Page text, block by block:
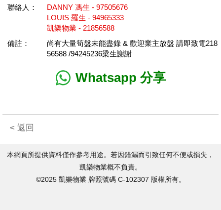
聯絡人：
DANNY 馮生 - 97505676
LOUIS 羅生 - 94965333
凱樂物業 - 21856588
備註：
尚有大量筍盤未能盡錄 & 歡迎業主放盤 請即致電218
56588 /94245236梁生謝謝
Whatsapp 分享
< 返回
本網頁所提供資料僅作參考用途。若因錯漏而引致任何不便或損失，
凱樂物業概不負責。
©2025 凱樂物業 牌照號碼 C-102307 版權所有。